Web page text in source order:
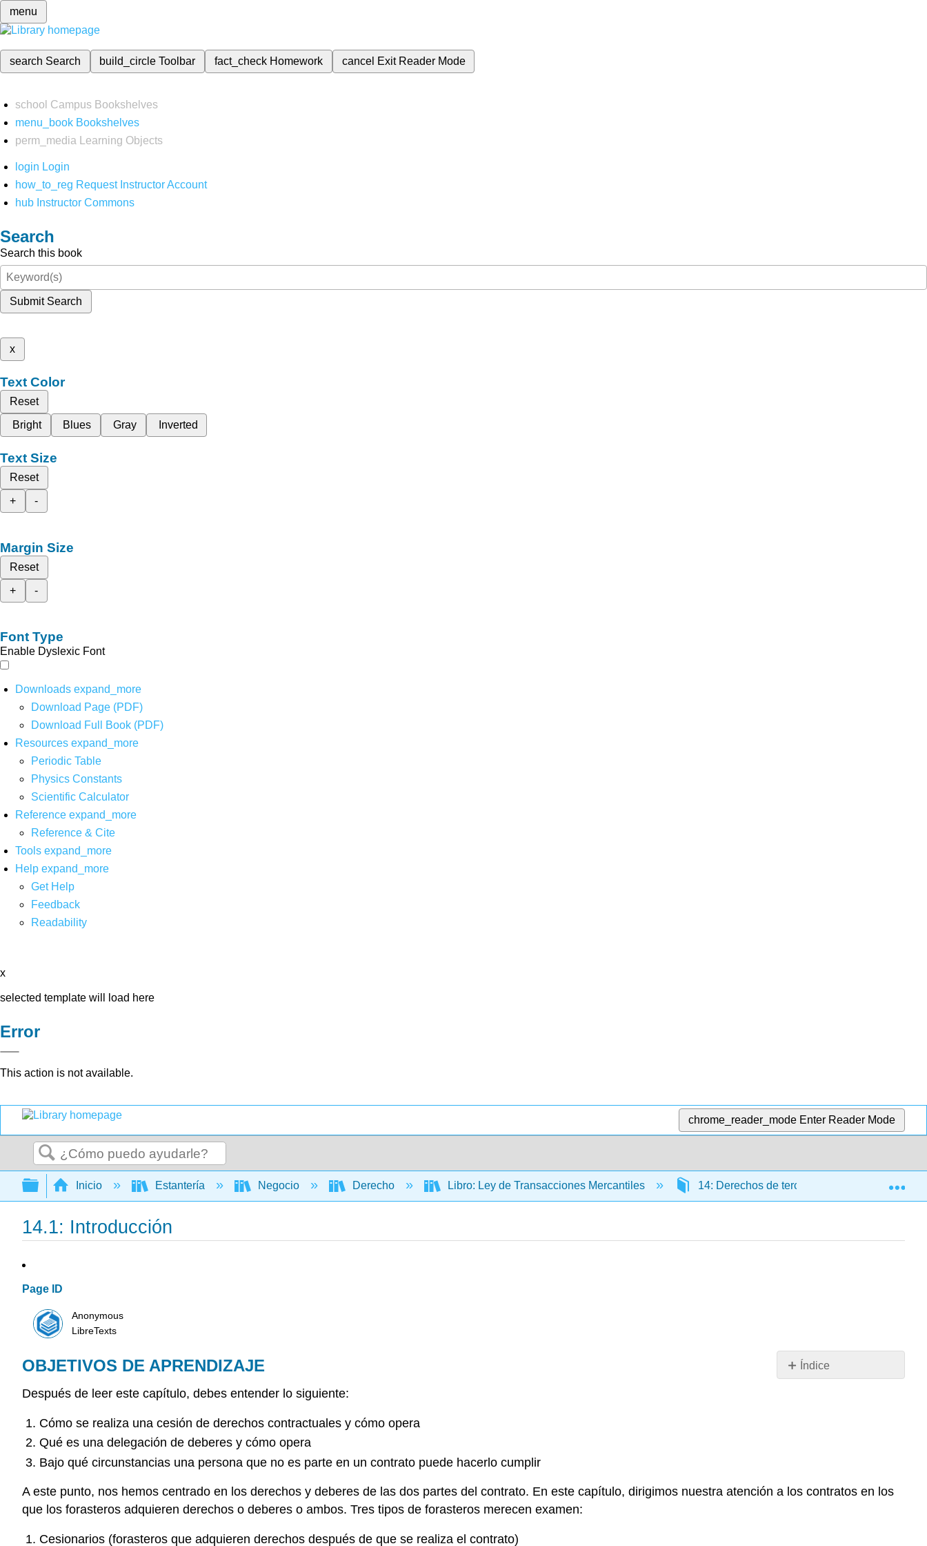
menu
search Search build_circleToolbar fact_check Homework cancel Exit Reader Mode
school Campus Bookshelves
menu_book Bookshelves
perm_media
Learning Objects
login Login
how_to_reg Request Instructor Account
hub Instructor Commons
Search
Search this book
Submit Search
x
Text Color
Reset
Bright
Blues Gray Inverted
Text Size
Reset
+
-
Margin Size
Reset
+
-
Font Type
Enable Dyslexic Font
Downloads expand_more
Download Page (PDF)
Download Full Book (PDF)
Resources expand_more
Periodic Table
Physics Constants
Scientific Calculator
Reference expand_more
Reference & Cite
Tools expand_more
Help expand_more
Get Help
Feedback
Readability
x
selected template will load here
Error
This action is not available.
chrome_reader_mode Enter Reader Mode
Buscar
Expandir/contraer jerarquía global
Inicio Estantería Negocio Derecho Libro: Ley de Transacciones Mercantiles 14: Derechos de terceros 14.1:
14.1: Introducción
Page ID
Anonymous
LibreTexts
Índice
OBJETIVOS DE APRENDIZAJE
Después de leer este capítulo, debes entender lo siguiente:
Cómo se realiza una cesión de derechos contractuales y cómo opera
Qué es una delegación de deberes y cómo opera
Bajo qué circunstancias una persona que no es parte en un contrato puede hacerlo cumplir
A este punto, nos hemos centrado en los derechos y deberes de las dos partes del contrato. En este capítulo, dirigimos nuestra atención a los contratos en los
que los forasteros adquieren derechos o deberes o ambos. Tres tipos de forasteros merecen examen:
Cesionarios (forasteros que adquieren derechos después de que se realiza el contrato)